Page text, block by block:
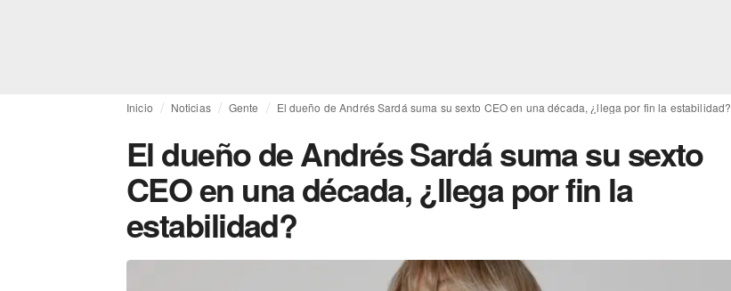
Inicio Noticias Gente El dueño de Andrés Sardá suma su sexto CEO en una década, ¿llega por fin la estabilidad?
El dueño de Andrés Sardá suma su sexto
CEO en una década, ¿llega por fin la
estabilidad?